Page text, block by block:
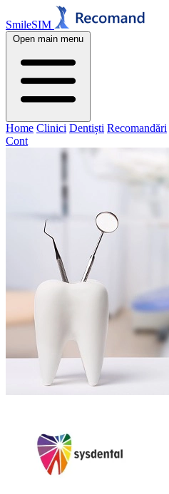
SmileSIM
Open main menu
Home Clinici Dentiști Recomandări
Cont